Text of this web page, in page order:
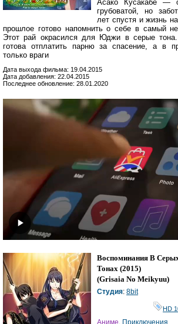
Асако Кусакабе —
грубоватой, но
лет спустя и жизнь
прошлое готово напомнить о себе в самый
Этот рай окрасился для Юджи в серые тона.
готова отплатить парню за спасение, а в
только враги
Дата выхода фильма: 19.04.2015
Дата добавления: 22.04.2015
Последнее обновление: 28.01.2020
Воспоминания В
Тонах (2015)
(Grisaia No Meikyuu)
Студия: 8bit
HD
Аниме Приключения